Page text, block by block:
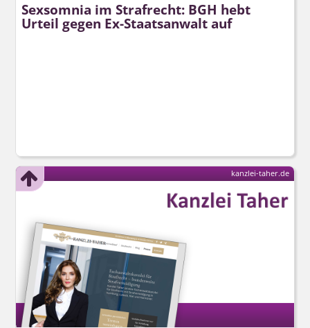
Sexsomnia im Strafrecht: BGH hebt
Urteil gegen Ex-Staatsanwalt auf
kanzlei-taher.de